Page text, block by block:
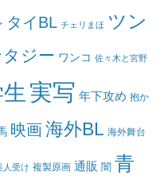
タイBL チェリまほ ツン
ジー ワンコ 佐々木と宮野
実写 年下攻め 抱か
映画海外BL 海外舞台
人受け 複製原画 通販 闇 青